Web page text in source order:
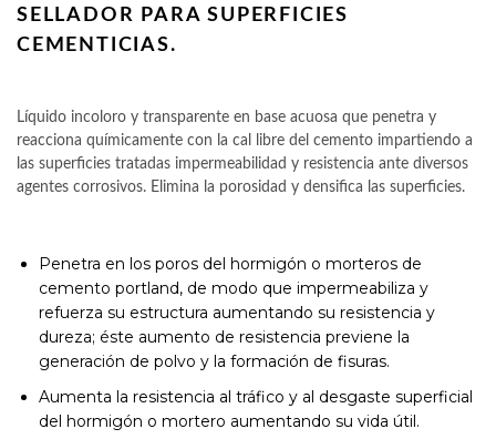
SELLADOR PARA SUPERFICIES
CEMENTICIAS.
Líquido incoloro y transparente en base acuosa que penetra y
reacciona químicamente con la cal libre del cemento impartiendo a
las superficies tratadas impermeabilidad y resistencia ante diversos
agentes corrosivos. Elimina la porosidad y densifica las superficies.
Penetra en los poros del hormigón o morteros de
cemento portland, de modo que impermeabiliza y
refuerza su estructura aumentando su resistencia y
dureza; éste aumento de resistencia previene la
generación de polvo y la formación de fisuras.
Aumenta la resistencia al tráfico y al desgaste superficial
del hormigón o mortero aumentando su vida útil.